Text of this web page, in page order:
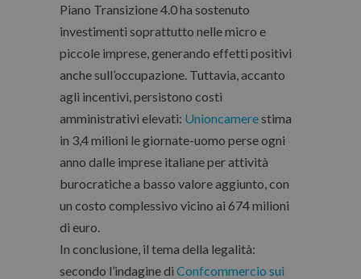
Piano Transizione 4.0 ha sostenuto
investimenti soprattutto nelle micro e
piccole imprese, generando effetti positivi
anche sull’occupazione. Tuttavia, accanto
agli incentivi, persistono costi
amministrativi elevati: Unioncamerestima
in 3,4 milioni le giornate-uomo perse ogni
anno dalle imprese italiane per attività
burocratiche a basso valore aggiunto, con
un costo complessivo vicino ai 674 milioni
di euro.
In conclusione, il tema della legalità:
secondo l’indagine di Confcommercio sui